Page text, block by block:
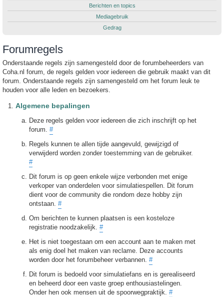
Berichten en topics
Mediagebruik
Gedrag
Forumregels
Onderstaande regels zijn samengesteld door de forumbeheerders van
Coha.nl forum, de regels gelden voor iedereen die gebruik maakt van dit
forum. Onderstaande regels zijn samengesteld om het forum leuk te
houden voor alle leden en bezoekers.
Algemene bepalingen
Deze regels gelden voor iedereen die zich inschrijft op het
forum. #
Regels kunnen te allen tijde aangevuld, gewijzigd of
verwijderd worden zonder toestemming van de gebruiker.
#
Dit forum is op geen enkele wijze verbonden met enige
verkoper van onderdelen voor simulatiespellen. Dit forum
dient voor de community die rondom deze hobby zijn
ontstaan. #
Om berichten te kunnen plaatsen is een kosteloze
registratie noodzakelijk. #
Het is niet toegestaan om een account aan te maken met
als enig doel het maken van reclame. Deze accounts
worden door het forumbeheer verbannen. #
Dit forum is bedoeld voor simulatiefans en is gerealiseerd
en beheerd door een vaste groep enthousiastelingen.
Onder hen ook mensen uit de spoorwegpraktijk. #